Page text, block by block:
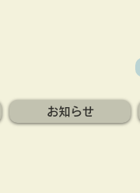
お知らせ